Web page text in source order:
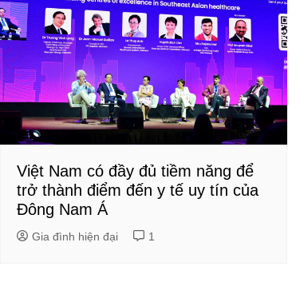
Việt Nam có đầy đủ tiềm năng để
trở thành điểm đến y tế uy tín của
Đông Nam Á
Gia đình hiện đại 1